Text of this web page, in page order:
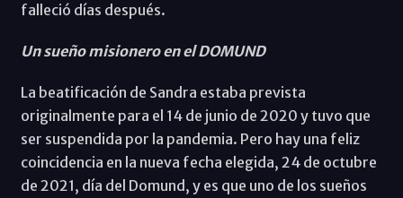
falleció días después.
Un sueño misionero en el DOMUND
La beatificación de Sandra estaba prevista
originalmente para el 14 de junio de 2020 y tuvo que
ser suspendida por la pandemia. Pero hay una feliz
coincidencia en la nueva fecha elegida, 24 de octubre
de 2021, día del Domund, y es que uno de los sueños